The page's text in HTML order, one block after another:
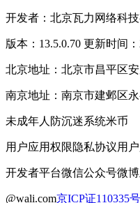
开发者：北京瓦力网络科
版本：13.5.0.70 更新时间
北京地址：北京市昌平区
南京地址：南京市建邺区
未成年人防沉迷系统米币
用户应用权限隐私协议用
开发者平台微信公众号微
@wali.com京ICP证110335号